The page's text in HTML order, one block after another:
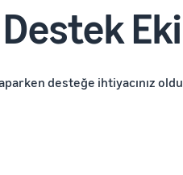
Destek
desteğe ihtiyacınız